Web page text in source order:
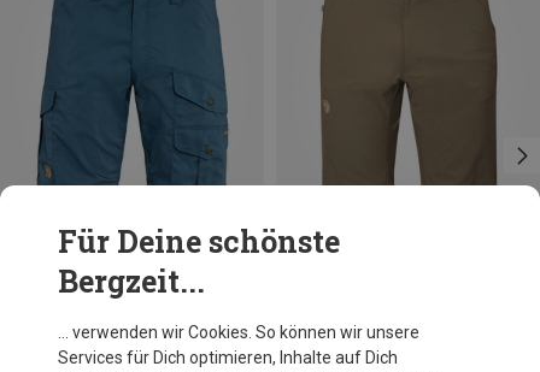
Du sparst 18%
Für Deine schönste
Bergzeit...
… verwenden wir Cookies. So können wir unsere
Services für Dich optimieren, Inhalte auf Dich